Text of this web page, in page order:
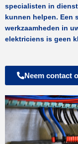
specialisten in
kunnen helpen.
werkzaamheden in
elektriciens is geen
Neem contact